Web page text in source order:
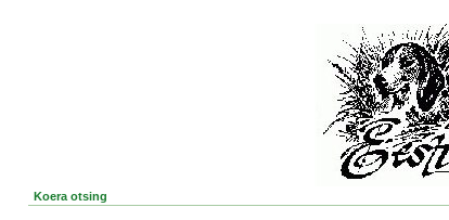
Koera otsing